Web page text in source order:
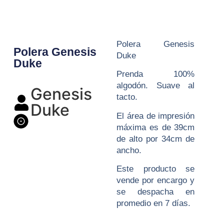
Polera Genesis
Duke
Genesis
Duke
Polera Genesis
Duke
Prenda 100%
algodón. Suave al
tacto.
El área de impresión
máxima es de 39cm
de alto por 34cm de
ancho.
Este producto se
vende por encargo y
se despacha en
promedio en 7 días.